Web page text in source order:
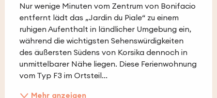
Nur wenige Minuten vom Zentrum von Bonifacio
entfernt lädt das „Jardin du Piale“ zu einem
ruhigen Aufenthalt in ländlicher Umgebung ein,
während die wichtigsten Sehenswürdigkeiten
des äußersten Südens von Korsika dennoch in
unmittelbarer Nähe liegen. Diese Ferienwohnung
vom Typ F3 im Ortsteil...
Mehr anzeigen